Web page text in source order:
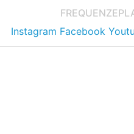
FREQUENZE
Instagram Facebook